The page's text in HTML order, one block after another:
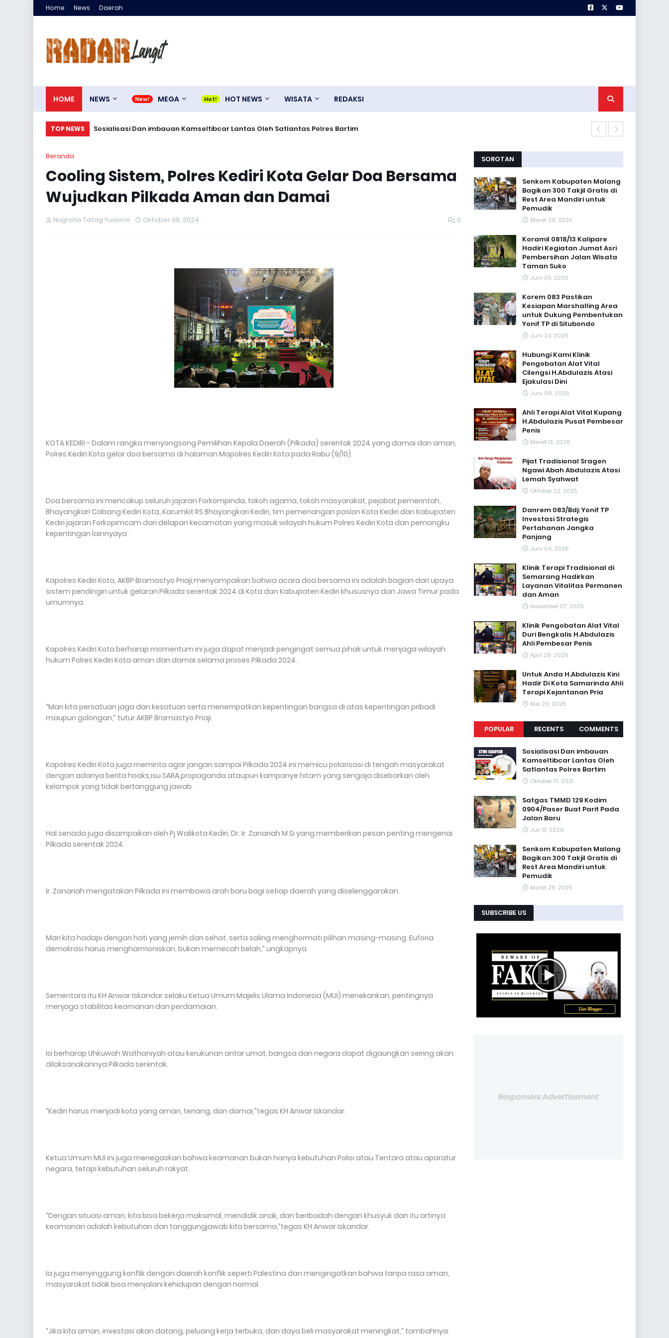
Home News Daerah
HOME NEWS MEGA HOT NEWS WISATA REDAKSI
TOP NEWS Sosialisasi Dan imbauan Kamseltibcar Lantas Oleh Satlantas Polres Bartim
Beranda
Cooling Sistem, Polres Kediri Kota Gelar Doa Bersama
Wujudkan Pilkada Aman dan Damai
Nugroho Tatag Yuwono Oktober 09, 2024 0
KOTA KEDIRI - Dalam rangka menyongsong Pemilihan Kepala Daerah (Pilkada) serentak 2024 yang damai dan aman,
Polres Kediri Kota gelar doa bersama di halaman Mapolres Kediri Kota pada Rabu (9/10).
Doa bersama ini mencakup seluruh jajaran Forkompinda, tokoh agama, tokoh masyarakat, pejabat pemerintah,
Bhayangkari Cabang Kediri Kota, Karumkit RS Bhayangkari Kediri, tim pemenangan paslon Kota Kediri dan Kabupaten
Kediri jajaran Forkopimcam dari delapan kecamatan yang masuk wilayah hukum Polres Kediri Kota dan pemangku
kepentingan lainnyaya .
Kapolres Kediri Kota, AKBP Bramastyo Priaji,menyampaikan bahwa acara doa bersama ini adalah bagian dari upaya
sistem pendingin untuk gelaran Pilkada serentak 2024 di Kota dan Kabupaten Kediri khususnya dan Jawa Timur pada
umumnya.
Kapolres Kediri Kota berharap momentum ini juga dapat menjadi pengingat semua pihak untuk menjaga wilayah
hukum Polres Kediri Kota aman dan damai selama proses Pilkada 2024.
“Mari kita persatuan jaga dan kesatuan serta menempatkan kepentingan bangsa di atas kepentingan pribadi
maupun golongan,” tutur AKBP Bramastyo Priaji.
Kapolres Kediri Kota juga meminta agar jangan sampai Pilkada 2024 ini memicu polarisasi di tengah masyarakat
dengan adanya berita hoaks,isu SARA,propaganda ataupun kampanye hitam yang sengaja disebarkan oleh
kelompok yang tidak bertanggung jawab.
Hal senada juga disampaikan oleh Pj Walikota Kediri, Dr. Ir. Zanariah M.Si yang memberikan pesan penting mengenai
Pilkada serentak 2024.
Ir. Zanariah mengatakan Pilkada ini membawa arah baru bagi setiap daerah yang diselenggarakan.
Mari kita hadapi dengan hati yang jernih dan sehat, serta saling menghormati pilihan masing-masing. Euforia
demokrasi harus mengharmoniskan, bukan memecah belah,” ungkapnya.
Sementara itu KH Anwar Iskandar selaku Ketua Umum Majelis Ulama Indonesia (MUI) menekankan, pentingnya
menjaga stabilitas keamanan dan perdamaian.
Ia berharap Uhkuwah Wathaniyah atau kerukunan antar umat, bangsa dan negara dapat digaungkan seiring akan
dilaksanakannya Pilkada serentak.
“Kediri harus menjadi kota yang aman, tenang, dan damai,”tegas KH Anwar Iskandar.
Ketua Umum MUI ini juga menegaskan bahwa keamanan bukan hanya kebutuhan Polisi atau Tentara atau aparatur
negara, tetapi kebutuhan seluruh rakyat.
“Dengan situasi aman, kita bisa bekerja maksimal, mendidik anak, dan beribadah dengan khusyuk dan itu artinya
keamanan adalah kebutuhan dan tanggungjawab kita bersama,”tegas KH Anwar Iskandar.
Ia juga menyinggung konflik dengan daerah konflik seperti Palestina dan mengingatkan bahwa tanpa rasa aman,
masyarakat tidak bisa menjalani kehidupan dengan normal.
“Jika kita aman, investasi akan datang, peluang kerja terbuka, dan daya beli masyarakat meningkat,” tambahnya.
SOROTAN
Senkom Kabupaten Malang
Bagikan 300 Takjil Gratis di
Rest Area Mandiri untuk
Pemudik
Maret 29, 2025
Koramil 0818/13 Kalipare
Hadiri Kegiatan Jumat Asri
Pembersihan Jalan Wisata
Taman Suko
Juni 05, 2026
Korem 083 Pastikan
Kesiapan Marshalling Area
untuk Dukung Pembentukan
Yonif TP di Situbondo
Juni 24, 2026
Hubungi Kami Klinik
Pengobatan Alat Vital
Cilengsi H.Abdulazis Atasi
Ejakulasi Dini
Juni 06, 2026
Ahli Terapi Alat Vital Kupang
H.Abdulazis Pusat Pembesar
Penis
Maret 13, 2026
Pijat Tradisional Sragen
Ngawi Abah Abdulazis Atasi
Lemah Syahwat
Oktober 22, 2025
Danrem 083/Bdj: Yonif TP
Investasi Strategis
Pertahanan Jangka
Panjang
Juni 04, 2026
Klinik Terapi Tradisional di
Semarang Hadirkan
Layanan Vitalitas Permanen
dan Aman
November 07, 2025
Klinik Pengobatan Alat Vital
Duri Bengkalis H.Abdulazis
Ahli Pembesar Penis
April 29, 2026
Untuk Anda H.Abdulazis Kini
Hadir Di Kota Samarinda Ahli
Terapi Kejantanan Pria
Mei 29, 2026
POPULAR RECENTS COMMENTS
Sosialisasi Dan imbauan
Kamseltibcar Lantas Oleh
Satlantas Polres Bartim
Oktober 13, 2021
Satgas TMMD 129 Kodim
0904/Paser Buat Parit Pada
Jalan Baru
Juli 31, 2026
Senkom Kabupaten Malang
Bagikan 300 Takjil Gratis di
Rest Area Mandiri untuk
Pemudik
Maret 29, 2025
SUBSCRIBE US
Responsive Advertisement